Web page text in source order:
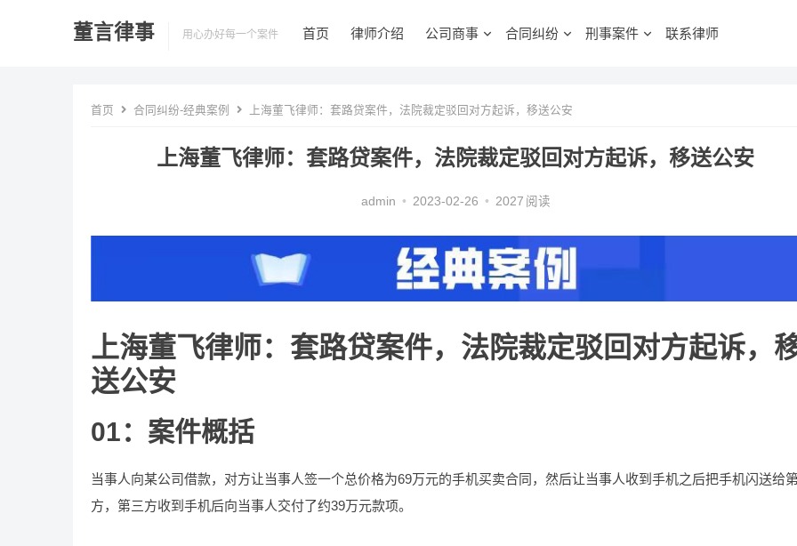
董言律事 用心办好每一个案件 首页 律师介绍 公司商事 合同纠纷 刑事案件 联系律师
首页 合同纠纷-经典案例 上海董飞律师：套路贷案件，法院裁定驳回对方起诉，移送公安
上海董飞律师：套路贷案件，法院裁定驳回对方起诉，移送公安
admin • 2023-02-26 • 2027 阅读
上海董飞律师：套路贷案件，法院裁定驳回对方起诉，
送公安
01： 案件概括
当事人向某公司借款，对方让当事人签一个总价格为69万元的手机买卖合同，然后让当事人收到手机之后把手机闪送给
方，第三方收到手机后向当事人交付了约39万元款项。